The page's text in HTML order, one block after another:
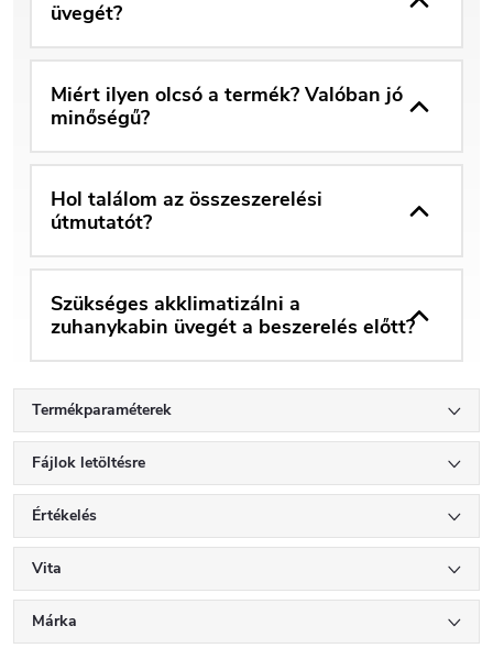
üvegét?
Miért ilyen olcsó a termék? Valóban jó
minőségű?
Hol találom az összeszerelési
útmutatót?
Szükséges akklimatizálni a
zuhanykabin üvegét a beszerelés előtt?
Termékparaméterek
Fájlok letöltésre
Értékelés
Vita
Márka